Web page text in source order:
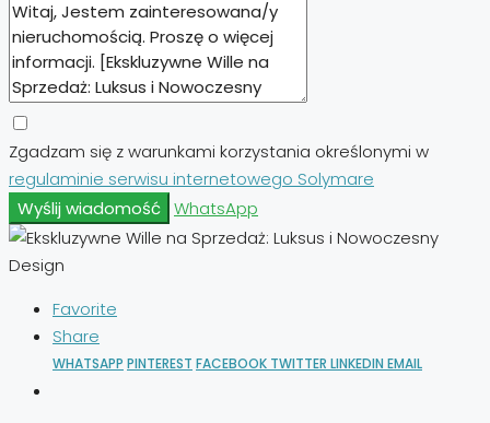
Zgadzam się z warunkami korzystania określonymi w
regulaminie serwisu internetowego Solymare
Wyślij wiadomość WhatsApp
Favorite
Share
WHATSAPP PINTEREST FACEBOOK TWITTER LINKEDIN EMAIL